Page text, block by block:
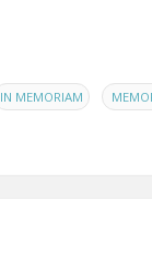
IN MEMORIAM